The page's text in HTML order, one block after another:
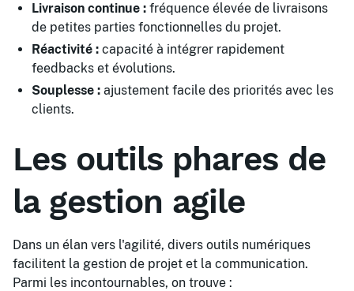
Livraison continue : fréquence élevée de livraisons
de petites parties fonctionnelles du projet.
Réactivité : capacité à intégrer rapidement
feedbacks et évolutions.
Souplesse : ajustement facile des priorités avec les
clients.
Les outils phares de
la gestion agile
Dans un élan vers l'agilité, divers outils numériques
facilitent la gestion de projet et la communication.
Parmi les incontournables, on trouve :